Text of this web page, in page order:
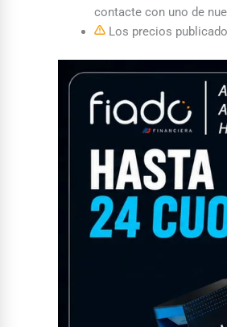
contacte con uno de
Los precios